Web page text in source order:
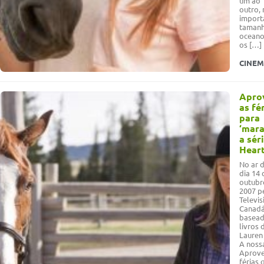
outro,
os […]
as
para
a
No ar
dia 14
2007
livros
A
férias